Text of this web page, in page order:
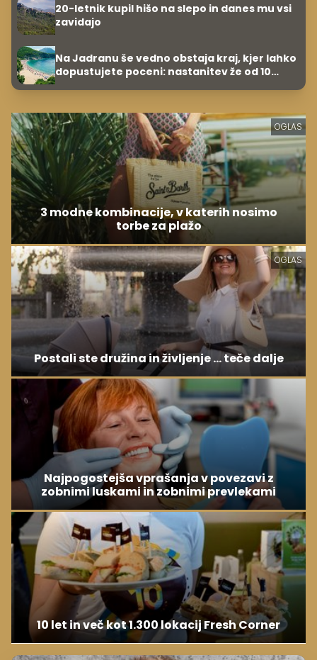
20-letnik kupil hišo na slepo in danes mu vsi
zavidajo
Na Jadranu še vedno obstaja kraj, kjer lahko
dopustujete poceni: nastanitev že od 10
OGLAS
3 modne kombinacije, v katerih nosimo
torbe za plažo
OGLAS
Postali ste družina in življenje ... teče dalje
Najpogostejša vprašanja v povezavi z
zobnimi luskami in zobnimi prevlekami
10 let in več kot 1.300 lokacij Fresh Corner